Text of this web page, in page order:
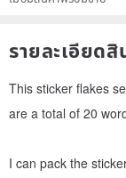
รายละเอียดสิ
This sticker flakes
are a total of 20
I can pack the